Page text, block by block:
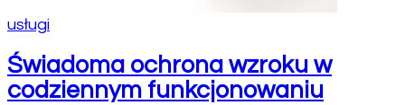
usługi
Świadoma ochrona wzroku w
codziennym funkcjonowaniu